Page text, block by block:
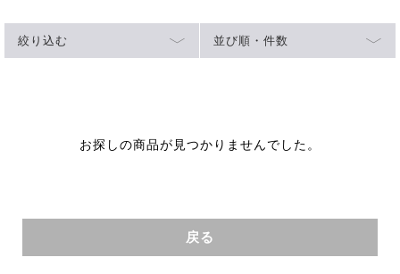
絞り込む 並び順・件数
お探しの商品が見つかりませんでした。
戻る